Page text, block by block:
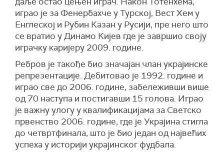
играо је за Фенербахче у Турској, Вест Хем у
Енглеској и Рубин Казан у Русији, пре него што
се вратио у Динамо Кијев где је завршио своју
играчку каријеру 2009. године.
Ребров је такође био значајан члан украјинске
репрезентације. Дебитовао је 1992. године и
играо све до 2006. године, забележивши више
од 70 наступа и постигавши 15 голова. Играо
је важну улогу у квалификацијама за Светско
првенство 2006. године, где је Украјина стигла
до четвртфинала, што је био један од највећих
успеха у историји украјинског фудбала.